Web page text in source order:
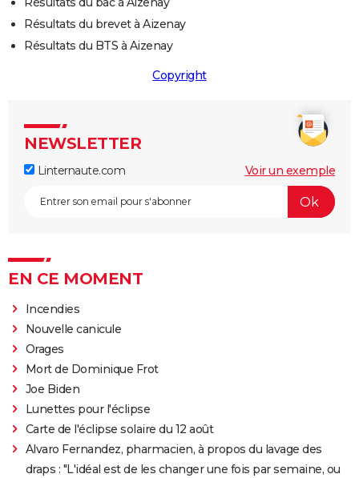
Résultats du brevet à Aizenay
Résultats du BTS à Aizenay
Copyright
NEWSLETTER
Linternaute.com Voir un exemple
EN CE MOMENT
Incendies
Nouvelle canicule
Orages
Mort de Dominique Frot
Joe Biden
Lunettes pour l'éclipse
Carte de l'éclipse solaire du 12 août
Alvaro Fernandez, pharmacien, à propos du lavage des
draps : "L'idéal est de les changer une fois par semaine, ou